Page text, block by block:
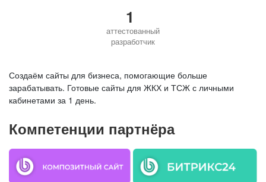
1
аттестованный
разработчик
Создаём сайты для бизнеса, помогающие больше
зарабатывать. Готовые сайты для ЖКХ и ТСЖ с личными
кабинетами за 1 день.
Компетенции партнёра